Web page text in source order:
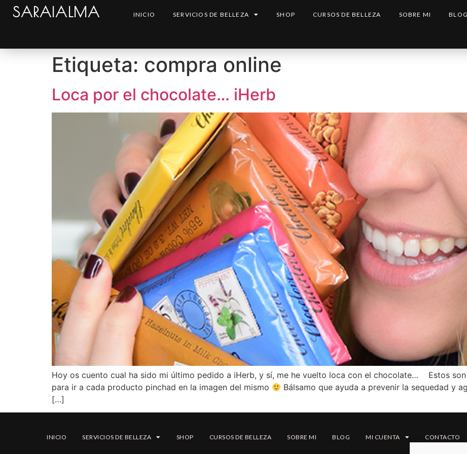
SARAIALMA INICIO SERVICIOS DE BELLEZA SHOP CURSOS DE BELLEZA SOBRE MI BLOG
Etiqueta: compra online
Loca por el chocolate… iHerb
Hoy os cuento cual ha sido mi último pedido a iHerb, y sí, me he vuelto loca con el chocolate… Estos
para ir a cada producto pinchad en la imagen del mismo
Bálsamo que ayuda a prevenir la sequedad y
[…]
INICIO SERVICIOS DE BELLEZA SHOP CURSOS DE BELLEZA SOBRE MI BLOG MI CUENTA CONTACTO